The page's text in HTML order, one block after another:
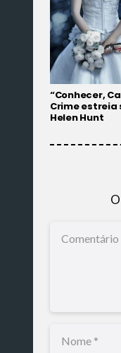
“Conhecer,
Crime
Helen Hunt